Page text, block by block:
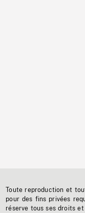
Toute reproduction et
pour des fins privées
réserve tous ses droits